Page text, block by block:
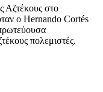
Αζτέκους στο
ο Hernando Cortés
πολεμιστές.